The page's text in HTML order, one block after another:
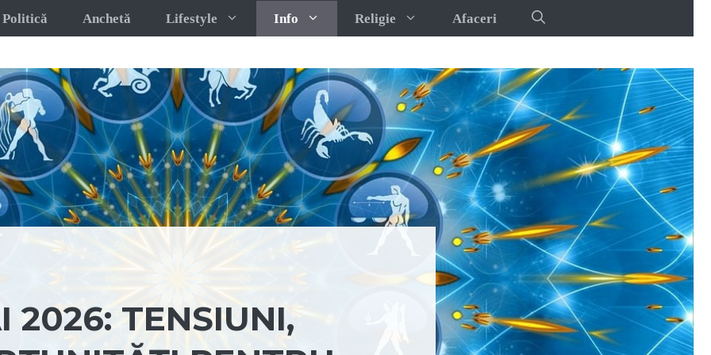
Politică Anchetă Lifestyle Info Religie Afaceri
2026: TENSIUNI,